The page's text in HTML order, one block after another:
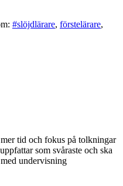
#slöjdlärare, förstelärare,
tid och fokus på tolkningar
som svåraste och ska
undervisning